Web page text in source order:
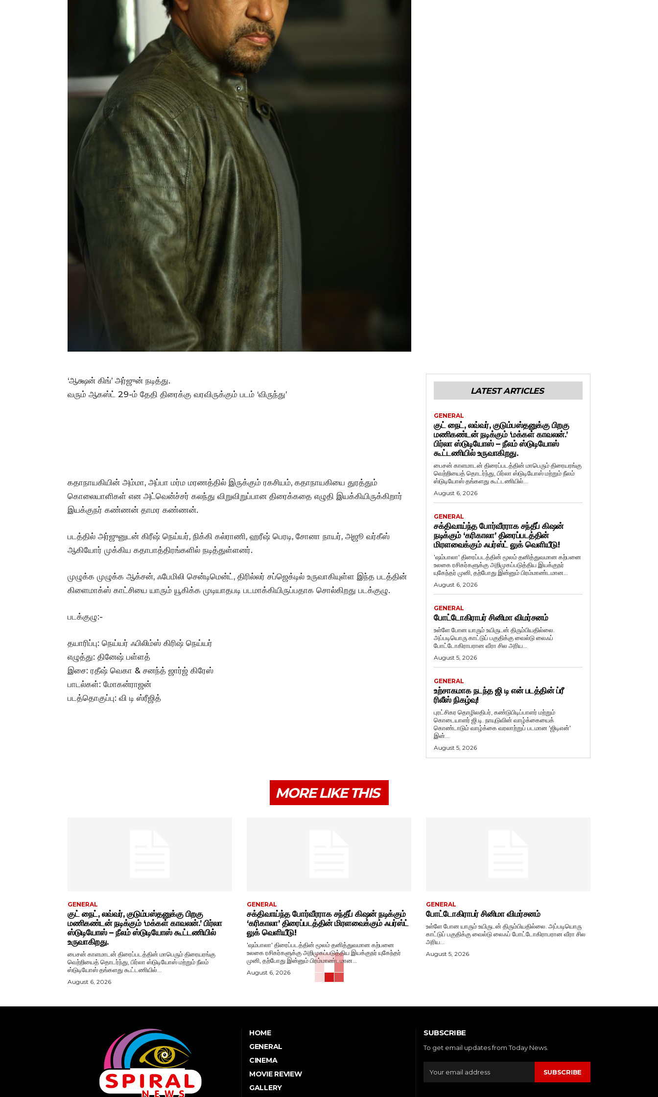
‘ஆக்ஷன் கிங்’ அர்ஜுன் நடித்து.
வரும் ஆகஸ்ட் 29-ம் தேதி திரைக்கு வரவிருக்கும் படம் ‘விருந்து’
கதாநாயகியின் அம்மா, அப்பா மர்ம மரணத்தில் இருக்கும் ரகசியம், கதாநாயகியை துரத்தும்
கொலையாளிகள் என அட்வென்ச்சர் கலந்து விறுவிறுப்பான திரைக்கதை எழுதி இயக்கியிருக்கிறார்
இயக்குநர் கண்ணன் தாமர கண்ணன்.
படத்தில் அர்ஜுனுடன் கிரீஷ் நெய்யர், நிக்கி கல்ராணி, ஹரீஷ் பெரடி, சோனா நாயர், அஜூ வர்கீஸ்
ஆகியோர் முக்கிய கதாபாத்திரங்களில் நடித்துள்ளனர்.
முழுக்க முழுக்க ஆக்சன், ஃபேமிலி சென்டிமென்ட், திரில்லர் சப்ஜெக்டில் உருவாகியுள்ள இந்த படத்தின்
கிளைமாக்ஸ் காட்சியை யாரும் யூகிக்க முடியாதபடி படமாக்கியிருப்பதாக சொல்கிறது படக்குழு.
படக்குழு:-
தயாரிப்பு: நெய்யர் ஃபிலிம்ஸ் கிரிஷ் நெய்யர்
எழுத்து: தினேஷ் பள்ளத்
இசை: ரதீஷ் வெகா & சனந்த் ஜார்ஜ் கிரேஸ்
பாடல்கள்: மோகன்ராஜன்
படத்தொகுப்பு: வி டி ஸ்ரீஜித்
LATEST ARTICLES
GENERAL
குட் நைட், லவ்வர், குடும்பஸ்தனுக்கு பிறகு
மணிகண்டன் நடிக்கும் ‘மக்கள் காவலன்.’
பிர்லா ஸ்டுடியோஸ் – நீலம் ஸ்டுடியோஸ்
கூட்டணியில் உருவாகிறது.
பைசன் காளமாடன் திரைப்படத்தின் மாபெரும் திரையரங்கு
வெற்றியைத் தொடர்ந்து, பிர்லா ஸ்டுடியோஸ் மற்றும் நீலம்
ஸ்டுடியோஸ் தங்களது கூட்டணியில்...
August 6, 2026
GENERAL
சக்திவாய்ந்த போர்வீரராக சந்தீப் கிஷன்
நடிக்கும் ‘கரிகாலா’ திரைப்படத்தின்
மிரளவைக்கும் ஃபர்ஸ்ட் லுக் வெளியீடு!
'ஷம்பாலா' திரைப்படத்தின் மூலம் தனித்துவமான கற்பனை
உலகை ரசிகர்களுக்கு அறிமுகப்படுத்திய இயக்குநர்
யுகேந்தர் முனி, தற்போது இன்னும் பிரம்மாண்டமான...
August 6, 2026
GENERAL
போட்டோகிராபர் சினிமா விமர்சனம்
உள்ளே போன யாரும் உயிருடன் திரும்பியதில்லை.
அப்படியொரு காட்டுப் பகுதிக்கு வைல்டு லைஃப்
போட்டோகிராபரான வீரா சில அரிய...
August 5, 2026
GENERAL
உற்சாகமாக நடந்த ஜி டி என் படத்தின் ப்ரீ
ரிலீஸ் நிகழ்வு!
புரட்சிகர தொழிலதிபர், கண்டுபிடிப்பாளர் மற்றும்
கொடையாளர் ஜி.டி. நாயுடுவின் வாழ்க்கையைக்
கொண்டாடும் வாழ்க்கை வரலாற்றுப் படமான 'ஜிடிஎன்'
இன்...
August 5, 2026
MORE LIKE THIS
GENERAL
குட் நைட், லவ்வர், குடும்பஸ்தனுக்கு பிறகு
மணிகண்டன் நடிக்கும் ‘மக்கள் காவலன்.’ பிர்லா
ஸ்டுடியோஸ் – நீலம் ஸ்டுடியோஸ் கூட்டணியில்
உருவாகிறது.
பைசன் காளமாடன் திரைப்படத்தின் மாபெரும் திரையரங்கு
வெற்றியைத் தொடர்ந்து, பிர்லா ஸ்டுடியோஸ் மற்றும் நீலம்
ஸ்டுடியோஸ் தங்களது கூட்டணியில்...
August 6, 2026
GENERAL
சக்திவாய்ந்த போர்வீரராக சந்தீப் கிஷன் நடிக்கும்
‘கரிகாலா’ திரைப்படத்தின் மிரளவைக்கும் ஃபர்ஸ்ட்
லுக் வெளியீடு!
'ஷம்பாலா' திரைப்படத்தின் மூலம் தனித்துவமான கற்பனை
உலகை ரசிகர்களுக்கு அறிமுகப்படுத்திய இயக்குநர் யுகேந்தர்
முனி, தற்போது இன்னும் பிரம்மாண்டமான...
August 6, 2026
GENERAL
போட்டோகிராபர் சினிமா விமர்சனம்
உள்ளே போன யாரும் உயிருடன் திரும்பியதில்லை. அப்படியொரு
காட்டுப் பகுதிக்கு வைல்டு லைஃப் போட்டோகிராபரான வீரா சில
அரிய...
August 5, 2026
HOME
GENERAL
CINEMA
MOVIE REVIEW
GALLERY
SUBSCRIBE
To get email updates from Today News.
SUBSCRIBE